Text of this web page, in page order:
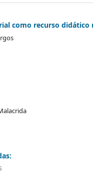
como recurso didático